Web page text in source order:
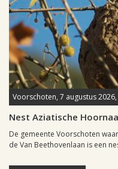
Voorschoten, 7 augustus 2026,
Nest Aziatische
De gemeente Voorschoten
de Van Beethovenlaan is een